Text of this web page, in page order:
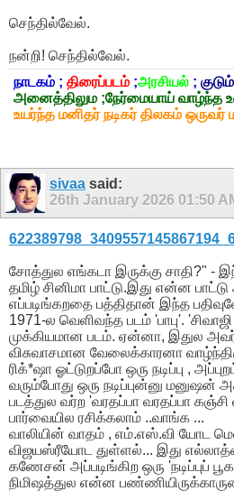
செந்தில்வேல்.
நன்றி! செந்தில்வேல்.
நாடகம் ; திரைப்படம் ;அரசியல் ;
அனைத்திலும ;நேர்மையாய் வாழ்ந்த
உயர்ந்த மனிதர் நடிகர் திலகம் ஒருவர்
sivaa said:
26th January 2026 01:50
சோத்துல எங்கடா இருக்கு சாதி?" -
தமிழ் சினிமா பாட்டு.இது என்ன
எப்படிங்கறதை பத்திதான் இந்த
1971-ல வெளிவந்த படம் 'பாபு'.
முக்கியமான படம். ஏன்னா, இதுல அவர்
விசுவாசமான வேலைக்காரனா
​ரிக்*ஷா ஓட்டுறப்போ ஒரு நடிப்பு ,
வரும்போது ஒரு நடிப்புன்னு மனுஷன்
படத்துல வர்ற 'வரதப்பா வரதப்பா கஞ்சி
பார்வையில ரசிக்கலாம் ..வாங்க ...
வாலியின் வாதம் , எம்.எஸ்.வி யோட
விஜயஸ்ரீயோட துள்ளல்... இது
கணேசன் அப்படிங்கிற ஒரு 'நடிப்புப்
நிமிஷத்துல என்ன